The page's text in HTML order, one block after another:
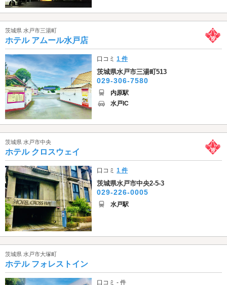
茨城県 水戸市三湯町
ホテル アムール水戸店
口コミ1 件
茨城県水戸市三湯町513
029-306-7580
内原駅
水戸IC
茨城県 水戸市中央
ホテル クロスウェイ
口コミ1 件
茨城県水戸市中央2-5-3
029-226-0005
水戸駅
茨城県 水戸市大塚町
ホテル フォレストイン
口コミ - 件